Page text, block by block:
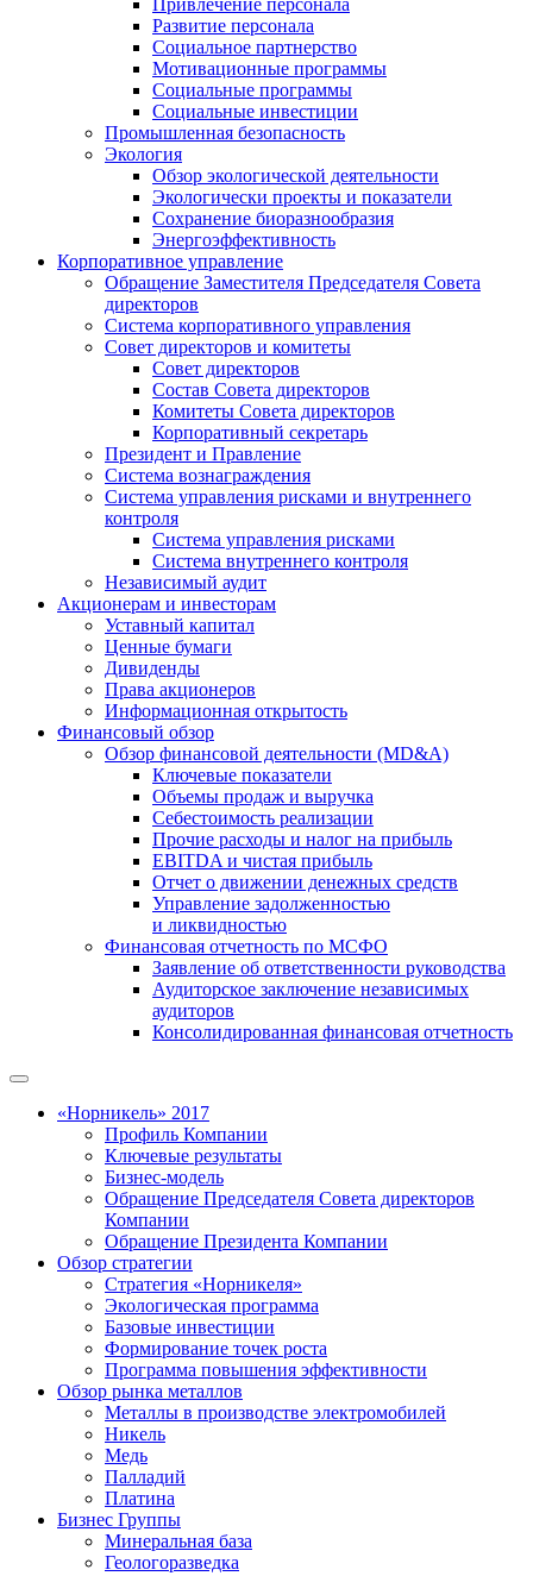
Привлечение персонала
Развитие персонала
Социальное партнерство
Мотивационные программы
Социальные программы
Социальные инвестиции
Промышленная безопасность
Экология
Обзор экологической деятельности
Экологически проекты и показатели
Сохранение биоразнообразия
Энергоэффективность
Корпоративное управление
Обращение Заместителя Председателя Совета
директоров
Система корпоративного управления
Совет директоров и комитеты
Совет директоров
Состав Совета директоров
Комитеты Совета директоров
Корпоративный секретарь
Президент и Правление
Система вознаграждения
Система управления рисками и внутреннего
контроля
Система управления рисками
Система внутреннего контроля
Независимый аудит
Акционерам и инвесторам
Уставный капитал
Ценные бумаги
Дивиденды
Права акционеров
Информационная открытость
Финансовый обзор
Обзор финансовой деятельности (MD&A)
Ключевые показатели
Объемы продаж и выручка
Себестоимость реализации
Прочие расходы и налог на прибыль
EBITDA и чистая прибыль
Отчет о движении денежных средств
Управление задолженностью
и ликвидностью
Финансовая отчетность по МСФО
Заявление об ответственности руководства
Аудиторское заключение независимых
аудиторов
Консолидированная финансовая отчетность
«Норникель» 2017
Профиль Компании
Ключевые результаты
Бизнес-модель
Обращение Председателя Совета директоров
Компании
Обращение Президента Компании
Обзор стратегии
Стратегия «Норникеля»
Экологическая программа
Базовые инвестиции
Формирование точек роста
Программа повышения эффективности
Обзор рынка металлов
Металлы в производстве электромобилей
Никель
Медь
Палладий
Платина
Бизнес Группы
Минеральная база
Геологоразведка